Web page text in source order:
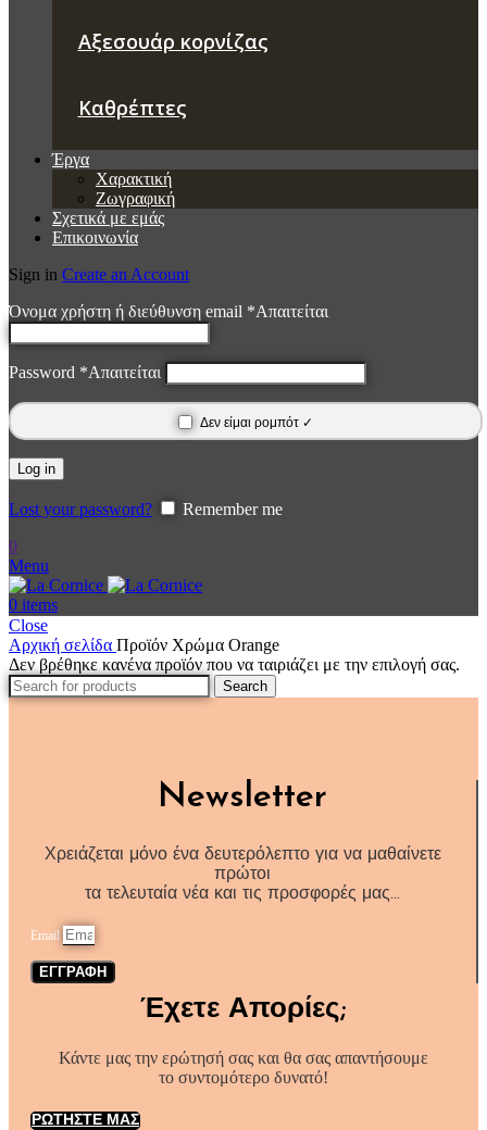
Αξεσουάρ κορνίζας
Καθρέπτες
Έργα
Χαρακτική
Ζωγραφική
Σχετικά με εμάς
Επικοινωνία
Sign in Create an Account
Όνομα χρήστη ή διεύθυνση email *Απαιτείται
Password *Απαιτείται
Δεν είμαι ρομπότ ✓
Log in
Lost your password?
Remember me
0
Menu
0 items
Close
Αρχική σελίδα Προϊόν Χρώμα Orange
Δεν βρέθηκε κανένα προϊόν που να ταιριάζει με την επιλογή σας.
Search
Newsletter
Χρειάζεται μόνο ένα δευτερόλεπτο για να μαθαίνετε
πρώτοι
τα τελευταία νέα και τις προσφορές μας…
Email
ΕΓΓΡΑΦΗ
Έχετε Απορίες;
Κάντε μας την ερώτησή σας και θα σας απαντήσουμε
το συντομότερο δυνατό!
ΡΩΤΗΣΤΕ ΜΑΣ